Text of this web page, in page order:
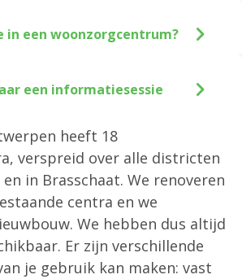
heeft 18
verspreid over alle districten
in Brasschaat. We renoveren
centra en we
We hebben dus altijd
Er zijn verschillende
je gebruik kan maken: vast
in een woonzorgcentrum?
een informatiesessie